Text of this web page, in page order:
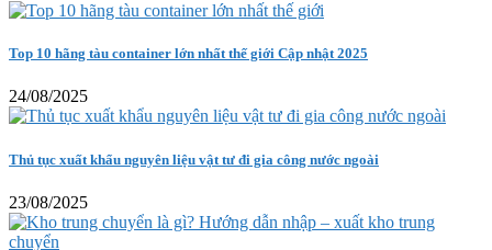
Top 10 hãng tàu container lớn nhất thế giới Cập nhật 2025
24/08/2025
Thủ tục xuất khẩu nguyên liệu vật tư đi gia công nước ngoài
23/08/2025